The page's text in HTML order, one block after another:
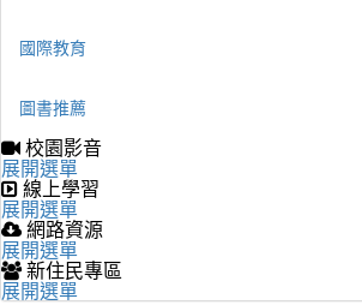
國際教育
圖書推薦
校園影音
展開選單
線上學習
展開選單
網路資源
展開選單
新住民專區
展開選單